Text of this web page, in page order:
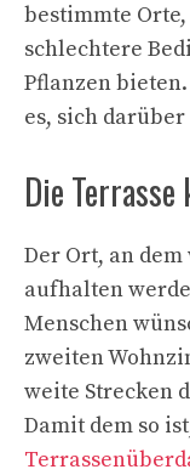
bestimmte
schlechtere
Pflanzen
es, sich
Die
Der Ort, an
aufhalten
Menschen
zweiten
weite Strecken
Damit dem so